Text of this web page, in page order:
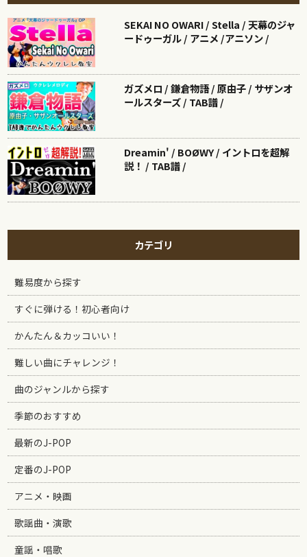
SEKAI NO OWARI / Stella / 天幕のジャ
ードゥーガル / アニメ /アニソン /
ガズメロ / 鎌倉物語 / 原由子 / サザンオ
ールスターズ / TAB譜 /
Dreamin' / BOØWY / イントロを超解
説！ / TAB譜 /
カテゴリ
難易度から探す
すぐに弾ける！初心者向け
かんたん＆カッコいい！
難しい曲にチャレンジ！
曲のジャンルから探す
季節のおすすめ
最新のJ-POP
定番のJ-POP
アニメ・映画
歌謡曲・演歌
童謡・唱歌